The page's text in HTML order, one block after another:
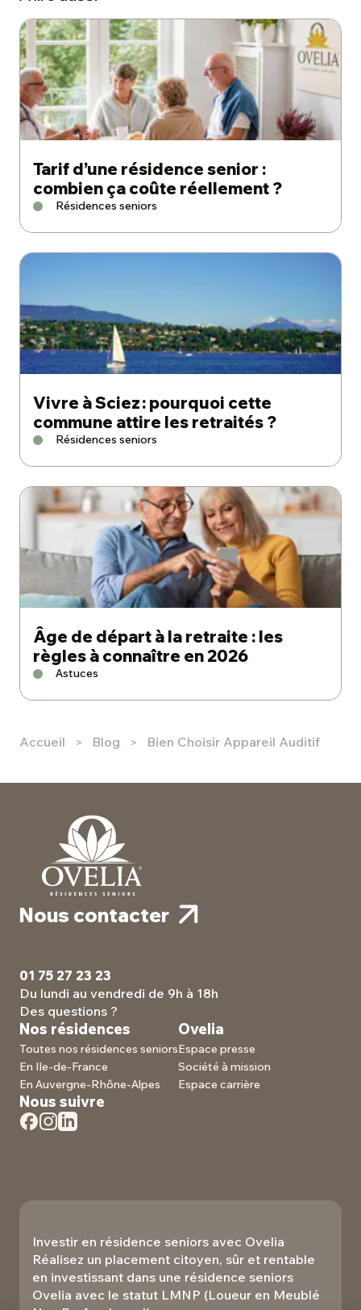
Tarif d’une résidence senior :
combien ça coûte réellement ?
Résidences seniors
Vivre à Sciez : pourquoi cette
commune attire les retraités ?
Résidences seniors
Âge de départ à la retraite : les
règles à connaître en 2026
Astuces
Accueil Blog Bien Choisir Appareil Auditif
Nous contacter
01 75 27 23 23
Du lundi au vendredi de 9h à 18h
Des questions ?
Nos résidences
Toutes nos résidences seniors
En Ile-de-France
En Auvergne-Rhône-Alpes
Ovelia
Espace presse
Société à mission
Espace carrière
Nous suivre
Investir en résidence seniors avec Ovelia
Réalisez un placement citoyen, sûr et rentable
en investissant dans une résidence seniors
Ovelia avec le statut LMNP (Loueur en Meublé